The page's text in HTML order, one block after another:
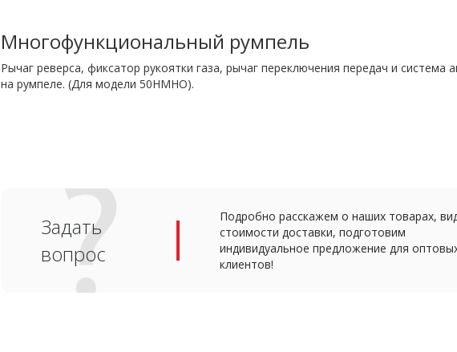
Многофункциональный румпель
Рычаг реверса, фиксатор рукоятки газа, рычаг переключения передач и
на румпеле. (Для модели 50HMHO).
Задать
вопрос
Подробно расскажем о наших товарах,
стоимости доставки, подготовим
индивидуальное предложение для
клиентов!